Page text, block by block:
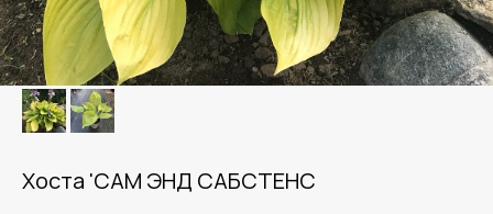
Хоста 'САМ ЭНД САБСТЕНС